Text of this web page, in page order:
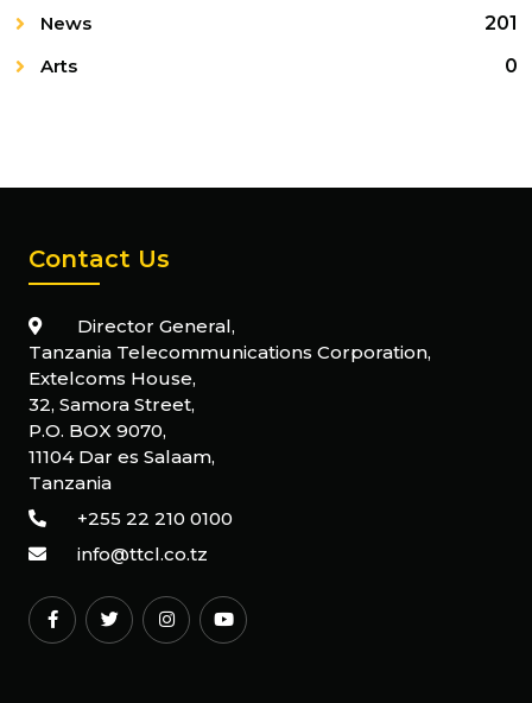
News
201
Arts
0
Contact Us
Director General,
Tanzania Telecommunications Corporation,
Extelcoms House,
32, Samora Street,
P.O. BOX 9070,
11104 Dar es Salaam,
Tanzania
+255 22 210 0100
info@ttcl.co.tz